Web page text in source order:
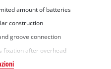
amount of batteries
construction
groove connection
fixation after overhead